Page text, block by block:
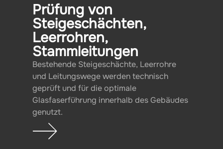
Prüfung von
Steigeschächten,
Leerrohren,
Stammleitungen
Bestehende Steigeschächte, Leerrohre
und Leitungswege werden technisch
geprüft und für die optimale
Glasfaserführung innerhalb des Gebäudes
genutzt.